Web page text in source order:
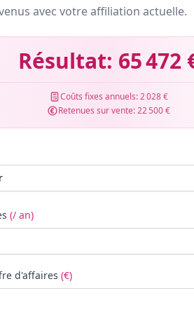
avec votre affiliation actuelle.
Résultat: 65 472
Coûts fixes annuels:2 028 €
Retenues sur vente:22 500 €
(/ an)
d'affaires (€)